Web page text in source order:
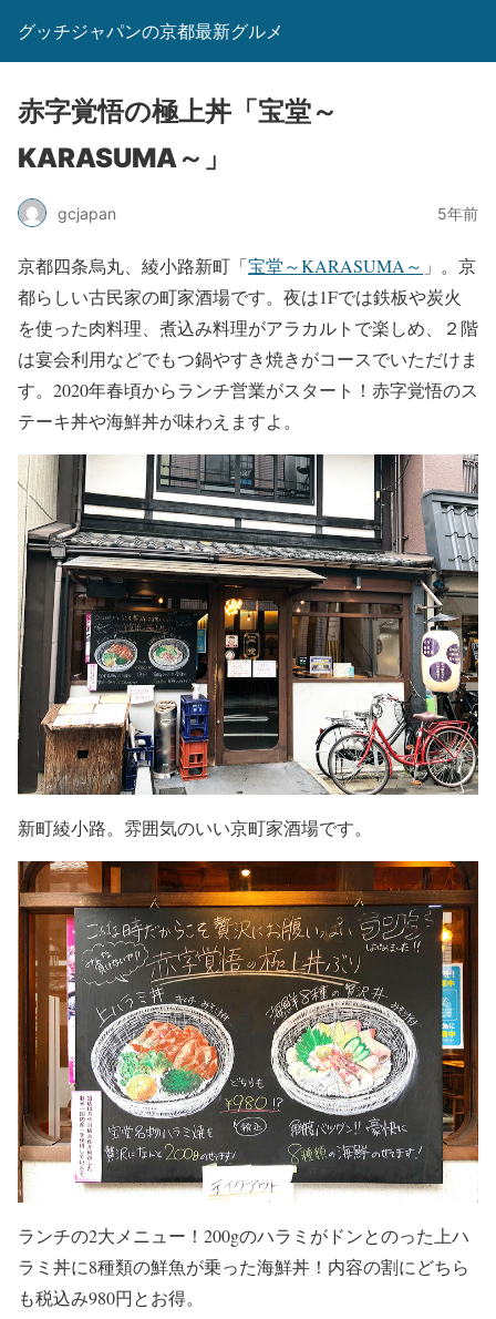
グッチジャパンの京都最新グルメ
赤字覚悟の極上丼「宝堂～
KARASUMA～」
gcjapan 5年前
京都四条烏丸、綾小路新町「宝堂～KARASUMA～ 」。京
都らしい古民家の町家酒場です。夜は1Fでは鉄板や炭火
を使った肉料理、煮込み料理がアラカルトで楽しめ、２階
は宴会利用などでもつ鍋やすき焼きがコースでいただけま
す。2020年春頃からランチ営業がスタート！赤字覚悟のス
テーキ丼や海鮮丼が味わえますよ。
新町綾小路。雰囲気のいい京町家酒場です。
ランチの2大メニュー！200gのハラミがドンとのった上ハ
ラミ丼に8種類の鮮魚が乗った海鮮丼！内容の割にどちら
も税込み980円とお得。